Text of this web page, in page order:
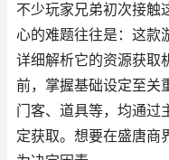
不少玩家兄弟初次接触
心的难题往往是：这款
详细解析它的资源获取
前，掌握基础设定至关
门客、道具等，均通过
定获取。想要在盛唐商